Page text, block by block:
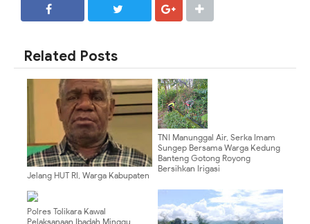
Related Posts
Jelang HUT RI, Warga Kabupaten
Provokasi
TNI Manunggal Air, Serka Imam
Sungep Bersama Warga Kedung
Banteng Gotong Royong
Bersihkan Irigasi
Polres Tolikara Kawal
Pelaksanaan Ibadah Minggu,